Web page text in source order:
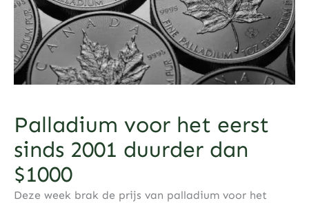
Palladium voor het eerst
sinds 2001 duurder dan
$1000
Deze week brak de prijs van palladium voor het